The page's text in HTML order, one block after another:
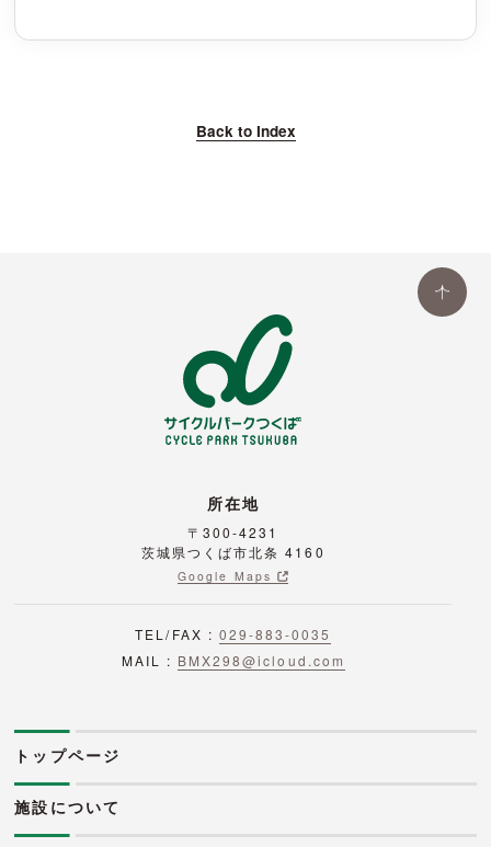
Back to Index
SC
RO
所在地
〒300-4231
茨城県つくば市北条 4160
Google Maps
TEL/FAX : 029-883-0035
MAIL : BMX298@icloud.com
トップページ
施設について